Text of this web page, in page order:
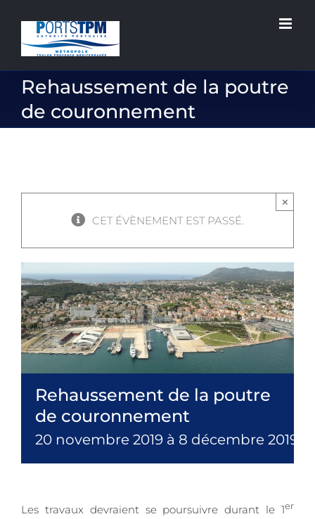
contenu
Rehaussement de la poutre
de couronnement
CET ÉVÈNEMENT EST PASSÉ.
×
Rehaussement de la poutre
de couronnement
20 novembre 2019 à 8 décembre 2019
Les travaux devraient se poursuivre durant le 1er